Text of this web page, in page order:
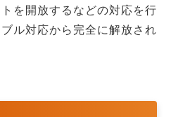
を開放するなどの対応を行
ル対応から完全に解放され